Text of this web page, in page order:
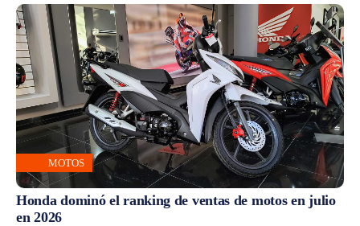
MOTOS
Honda dominó el ranking de ventas de motos en julio
en 2026